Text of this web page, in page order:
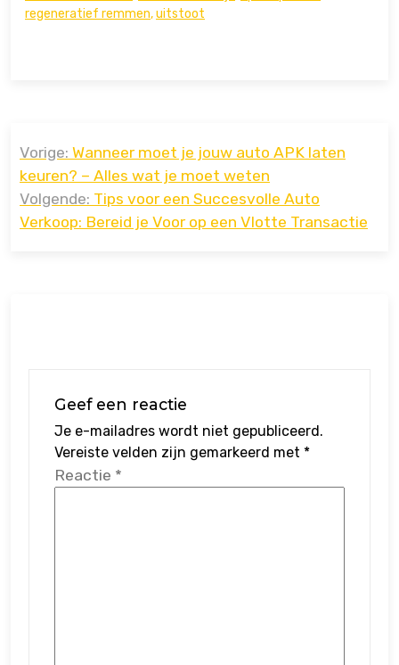
regeneratief remmen,uitstoot
navigatie
Vorige: Wanneer moet je jouw auto APK laten
keuren? – Alles wat je moet weten
Volgende: Tips voor een Succesvolle Auto
Verkoop: Bereid je Voor op een Vlotte Transactie
Geef een reactie
Je e-mailadres wordt niet gepubliceerd.
Vereiste velden zijn gemarkeerd met *
Reactie *